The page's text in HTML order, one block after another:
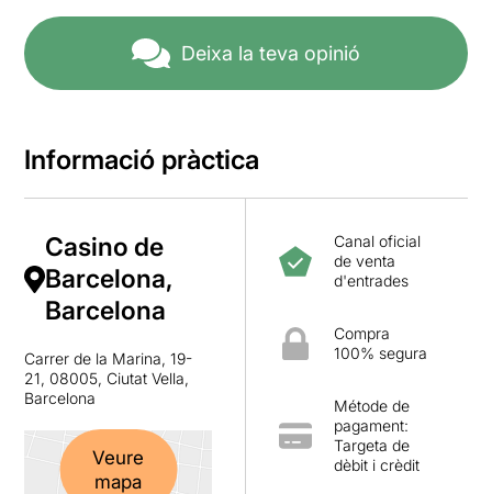
Deixa la teva opinió
Informació pràctica
Casino de
Barcelona,
Barcelona
Carrer de la Marina, 19-
21, 08005, Ciutat Vella,
Barcelona
Veure
mapa
Canal oficial
de venta
d'entrades
Compra
100% segura
Métode de
pagament:
Targeta de
dèbit i crèdit